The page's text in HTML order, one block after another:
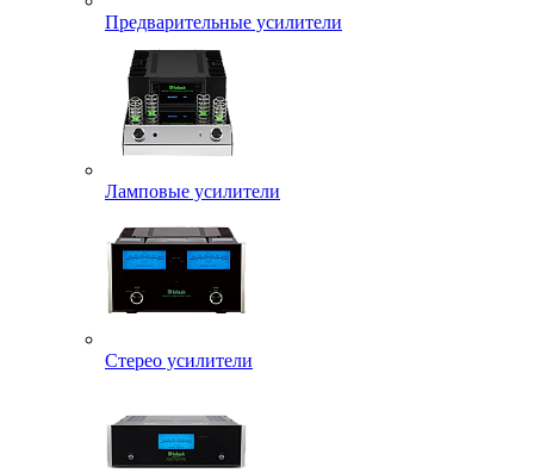
Предварительные усилители
Ламповые усилители
Стерео усилители